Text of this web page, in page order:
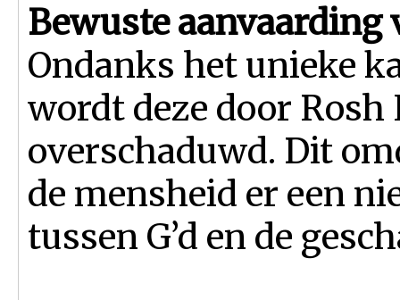
Bewuste aanvaarding
Ondanks het unieke
wordt deze door
overschaduwd. Dit
de mensheid er een
tussen G’d en de